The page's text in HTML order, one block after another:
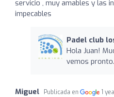
servicio , muy amables y las
impecables
Padel club
Hola Juan!
vemos
Miguel Publicada en 1